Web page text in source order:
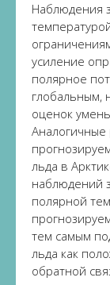
Наблюдения
усиление
полярное
глобальным,
оценок
Аналогичные
льда в
наблюдений
полярной
тем самым
льда как
обратной